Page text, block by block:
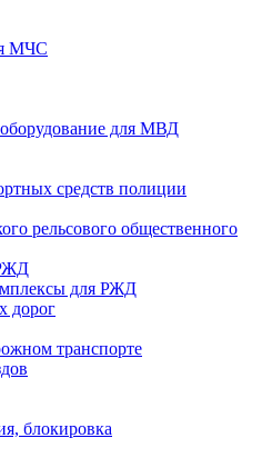
МЧС
для МВД
средств полиции
рельсового общественного
для РЖД
дорог
транспорте
блокировка